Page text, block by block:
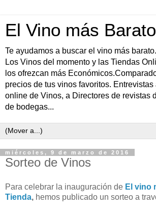
El Vino más Barato
Te ayudamos a buscar el vino más
Los Vinos del momento y las Tiendas
los ofrezcan más
precios de tus vinos favoritos.
online de Vinos, a Directores de revistas
de bodegas...
miércoles, 9 de marzo de 2016
Sorteo de Vinos
Para celebrar la inauguración de El vino
Tienda, hemos publicado un sorteo a